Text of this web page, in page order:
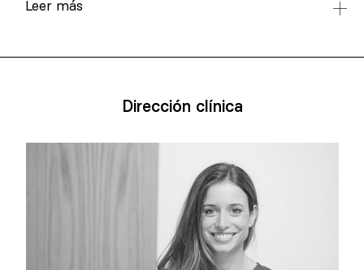
Leer más
Dirección clínica